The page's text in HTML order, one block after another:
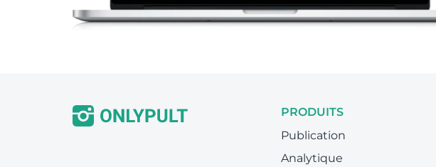
PRODUITS
Publication
Analytique